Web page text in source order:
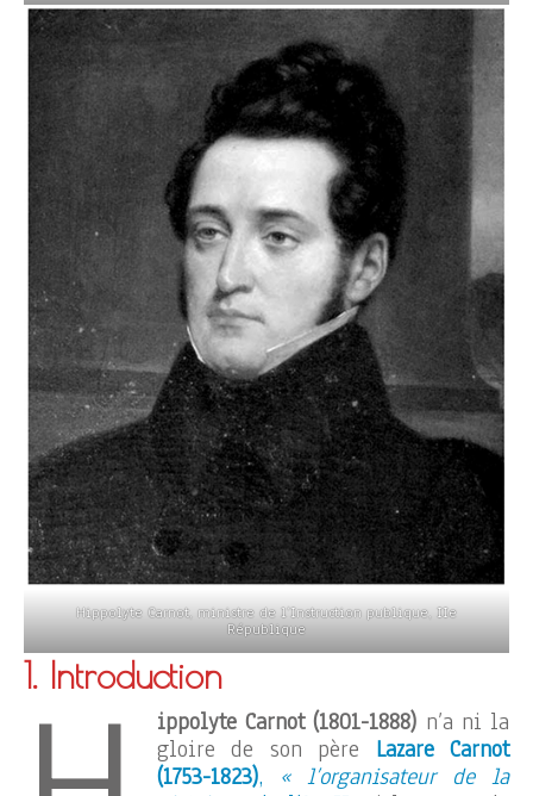
Hippolyte Carnot, ministre de l’Instruction publique, IIe
République
1. Introduction
ippolyte Carnot (1801-1888) n’a ni la
gloire de son père Lazare Carnot
(1753-1823), « l’organisateur de la